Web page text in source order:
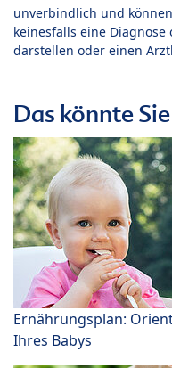
unverbindlich und
keinesfalls eine
darstellen oder einen
Das könnte
Ernährungsplan:
Ihres Babys